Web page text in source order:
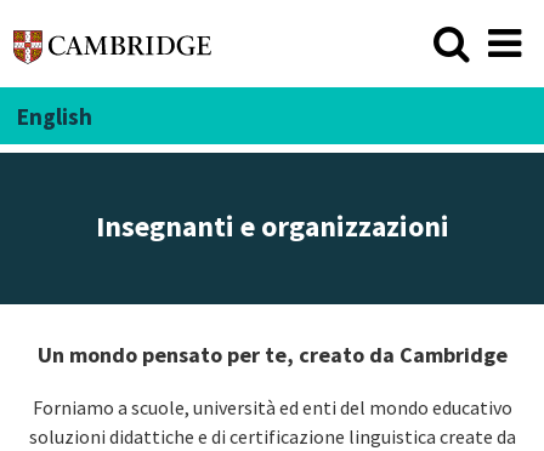
English
Insegnanti e organizzazioni
Un mondo pensato per te, creato da Cambridge
Forniamo a scuole, università ed enti del mondo educativo
soluzioni didattiche e di certificazione linguistica create da